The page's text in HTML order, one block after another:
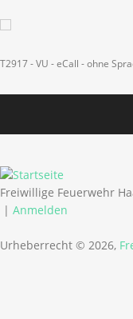
T2917 - VU - eCall - ohne
Freiwillige Feuerwehr
| Anmelden
Urheberrecht © 2026,